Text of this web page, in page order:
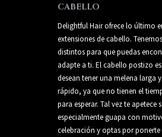
CABELLO
Delightful Hair ofrece lo último
extensiones de cabello.
distintos para que puedas
adapte a ti. El cabello postizo
desean tener una melena larga
rápido, ya que no tienen el
para esperar. Tal vez te apetece
especialmente guapa con
celebración y optas por